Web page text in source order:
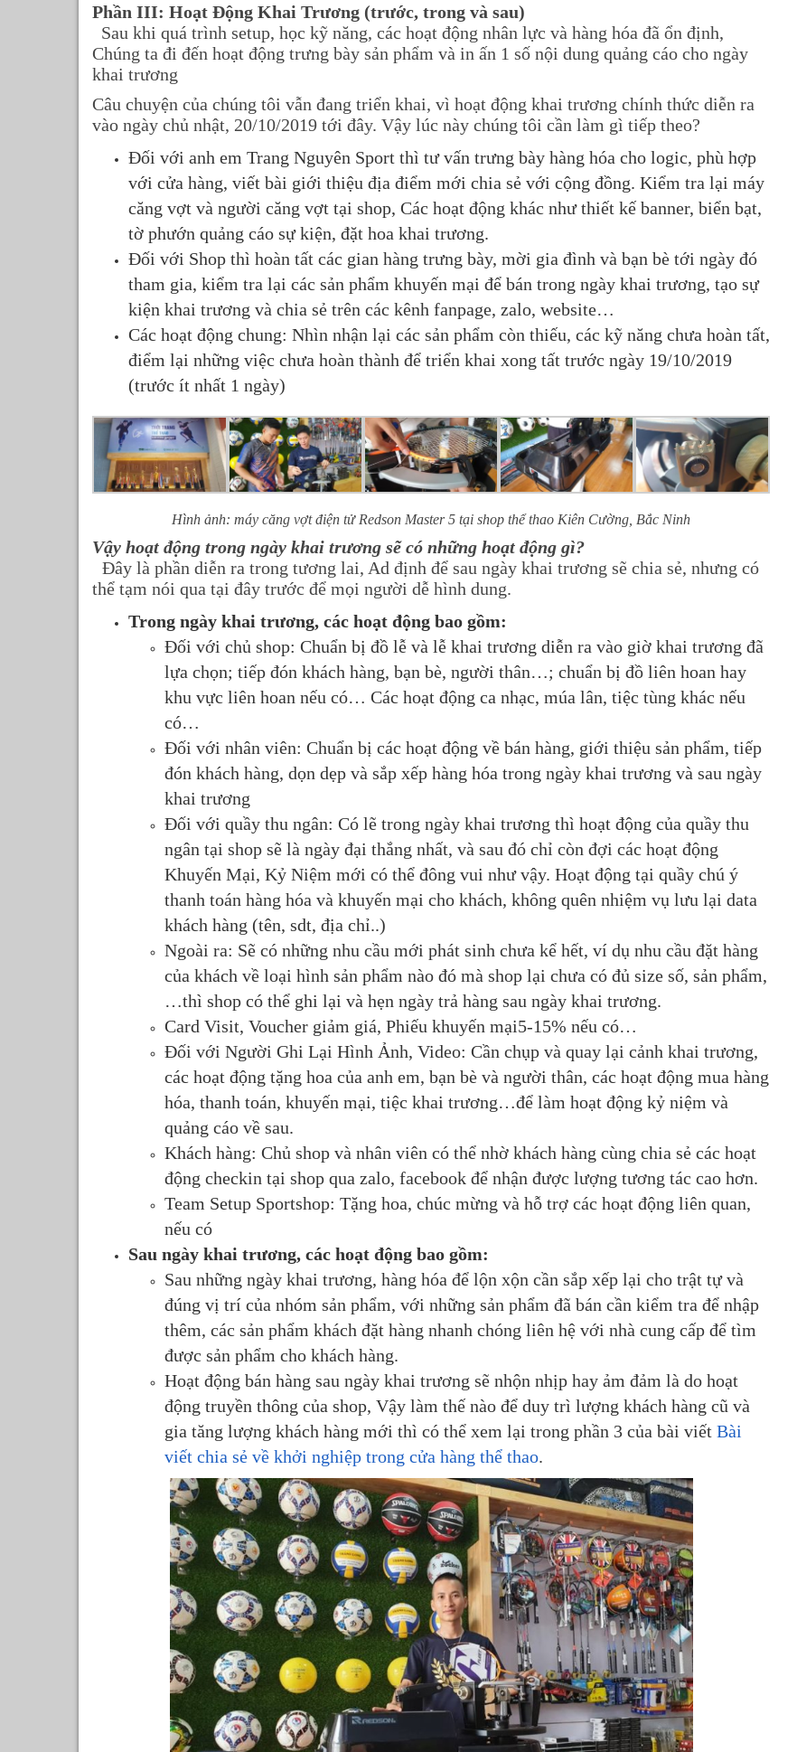
Phần III: Hoạt Động Khai Trương (trước, trong và sau)
Sau khi quá trình setup, học kỹ năng, các hoạt động nhân lực và hàng hóa đã ổn định,
Chúng ta đi đến hoạt động trưng bày sản phẩm và in ấn 1 số nội dung quảng cáo cho ngày
khai trương
Câu chuyện của chúng tôi vẫn đang triển khai, vì hoạt động khai trương chính thức diễn ra
vào ngày chủ nhật, 20/10/2019 tới đây. Vậy lúc này chúng tôi cần làm gì tiếp theo?
Đối với anh em Trang Nguyên Sport thì tư vấn trưng bày hàng hóa cho logic, phù hợp
với cửa hàng, viết bài giới thiệu địa điểm mới chia sẻ với cộng đồng. Kiểm tra lại máy
căng vợt và người căng vợt tại shop, Các hoạt động khác như thiết kế banner, biển bạt,
tờ phướn quảng cáo sự kiện, đặt hoa khai trương.
Đối với Shop thì hoàn tất các gian hàng trưng bày, mời gia đình và bạn bè tới ngày đó
tham gia, kiểm tra lại các sản phẩm khuyến mại để bán trong ngày khai trương, tạo sự
kiện khai trương và chia sẻ trên các kênh fanpage, zalo, website…
Các hoạt động chung: Nhìn nhận lại các sản phẩm còn thiếu, các kỹ năng chưa hoàn tất,
điểm lại những việc chưa hoàn thành để triển khai xong tất trước ngày 19/10/2019
(trước ít nhất 1 ngày)
Hình ảnh: máy căng vợt điện tử Redson Master 5 tại shop thể thao Kiên Cường, Bắc Ninh
Vậy hoạt động trong ngày khai trương sẽ có những hoạt động gì?
Đây là phần diễn ra trong tương lai, Ad định để sau ngày khai trương sẽ chia sẻ, nhưng có
thể tạm nói qua tại đây trước để mọi người dễ hình dung.
Trong ngày khai trương, các hoạt động bao gồm:
Đối với chủ shop: Chuẩn bị đồ lễ và lễ khai trương diễn ra vào giờ khai trương đã
lựa chọn; tiếp đón khách hàng, bạn bè, người thân…; chuẩn bị đồ liên hoan hay
khu vực liên hoan nếu có… Các hoạt động ca nhạc, múa lân, tiệc tùng khác nếu
có…
Đối với nhân viên: Chuẩn bị các hoạt động về bán hàng, giới thiệu sản phẩm, tiếp
đón khách hàng, dọn dẹp và sắp xếp hàng hóa trong ngày khai trương và sau ngày
khai trương
Đối với quầy thu ngân: Có lẽ trong ngày khai trương thì hoạt động của quầy thu
ngân tại shop sẽ là ngày đại thắng nhất, và sau đó chỉ còn đợi các hoạt động
Khuyến Mại, Kỷ Niệm mới có thể đông vui như vậy. Hoạt động tại quầy chú ý
thanh toán hàng hóa và khuyến mại cho khách, không quên nhiệm vụ lưu lại data
khách hàng (tên, sdt, địa chỉ..)
Ngoài ra: Sẽ có những nhu cầu mới phát sinh chưa kể hết, ví dụ nhu cầu đặt hàng
của khách về loại hình sản phẩm nào đó mà shop lại chưa có đủ size số, sản phẩm,
…thì shop có thể ghi lại và hẹn ngày trả hàng sau ngày khai trương.
Card Visit, Voucher giảm giá, Phiếu khuyến mại5-15% nếu có…
Đối với Người Ghi Lại Hình Ảnh, Video: Cần chụp và quay lại cảnh khai trương,
các hoạt động tặng hoa của anh em, bạn bè và người thân, các hoạt động mua hàng
hóa, thanh toán, khuyến mại, tiệc khai trương…để làm hoạt động kỷ niệm và
quảng cáo về sau.
Khách hàng: Chủ shop và nhân viên có thể nhờ khách hàng cùng chia sẻ các hoạt
động checkin tại shop qua zalo, facebook để nhận được lượng tương tác cao hơn.
Team Setup Sportshop: Tặng hoa, chúc mừng và hỗ trợ các hoạt động liên quan,
nếu có
Sau ngày khai trương, các hoạt động bao gồm:
Sau những ngày khai trương, hàng hóa để lộn xộn cần sắp xếp lại cho trật tự và
đúng vị trí của nhóm sản phẩm, với những sản phẩm đã bán cần kiểm tra để nhập
thêm, các sản phẩm khách đặt hàng nhanh chóng liên hệ với nhà cung cấp để tìm
được sản phẩm cho khách hàng.
Hoạt động bán hàng sau ngày khai trương sẽ nhộn nhịp hay ảm đảm là do hoạt
động truyền thông của shop, Vậy làm thế nào để duy trì lượng khách hàng cũ và
gia tăng lượng khách hàng mới thì có thể xem lại trong phần 3 của bài viết Bài
viết chia sẻ về khởi nghiệp trong cửa hàng thể thao.